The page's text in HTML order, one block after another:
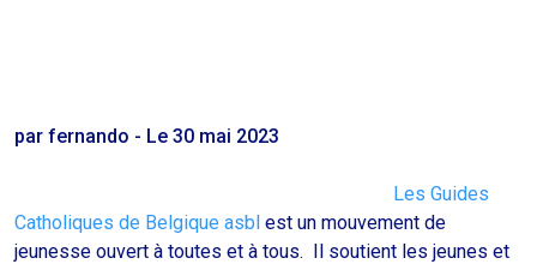
par fernando - Le 30 mai 2023
Les Guides
Catholiques de Belgique asbl est un mouvement de
jeunesse ouvert à toutes et à tous. Il soutient les jeunes et